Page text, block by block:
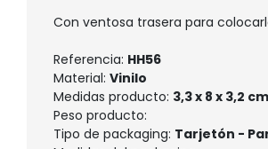
Con ventosa trasera para
Referencia: HH56
Material: Vinilo
Medidas producto: 3,3 x 8 x 3,2 cm
Peso producto:
Tipo de packaging: Tarjetón -